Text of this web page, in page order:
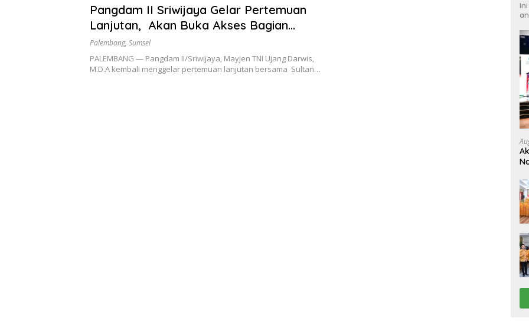
Pangdam II Sriwijaya Gelar Pertemuan
Lanjutan, Akan Buka Akses Bagian
Depan BKB Untuk Jadi Destinasi Wisata
di Kota Palembang
Palembang, Sumsel
PALEMBANG — Pangdam II/Sriwijaya, Mayjen TNI Ujang Darwis,
M.D.A kembali menggelar pertemuan lanjutan bersama Sultan…